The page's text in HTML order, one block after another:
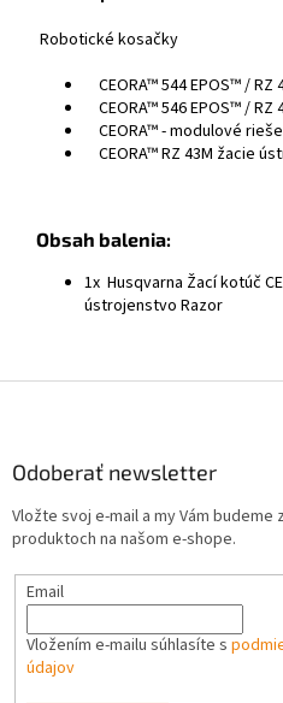
Robotické kosačky
CEORA™ 544 EPOS™ / RZ
CEORA™ 546 EPOS™ / RZ
CEORA™ - modulové
CEORA™ RZ 43M žacie
Obsah balenia:
1x Husqvarna Žací kotúč
ústrojenstvo Razor
Odoberať newsletter
Vložte svoj e-mail a my Vám
produktoch na našom e-shope.
Email
Vložením e-mailu súhlasíte s
údajov